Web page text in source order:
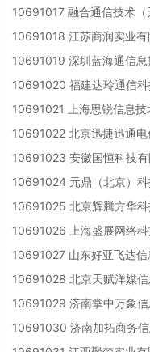
10691017 融合通信技术（
10691018 江苏商润实业有
10691019 深圳蓝海通信息
10691020 福建达玲通信科
10691021 上海思锐信息技
10691022 北京迅捷迅通
10691023 安徽国恒科技有
10691024 元鼎（北京）科
10691025 北京辉腾方华科
10691026 上海盛展网络科
10691027 山东好亚飞达信
10691028 北京天赋洋媒
10691029 济南掌中万象
10691030 济南加拓商务